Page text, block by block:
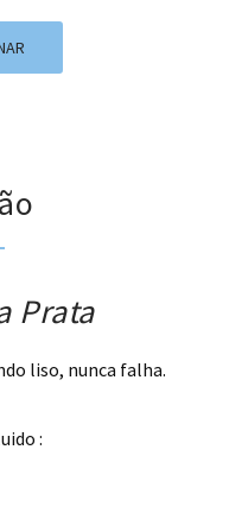
Prata
liso, nunca falha.
: